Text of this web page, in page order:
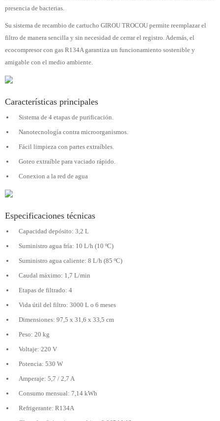
presencia de bacterias.
Su sistema de recambio de cartucho GIROU TROCOU permite reemplazar el
filtro de manera sencilla y sin necesidad de cerrar el registro. Además, el
ecocompresor con gas R134A garantiza un funcionamiento sostenible y
amigable con el medio ambiente.
Características principales
Sistema de 4 etapas de purificación.
Nanotecnología contra microorganismos.
Fácil limpieza con partes extraíbles.
Goteo extraíble para vaciado rápido.
Conexion a la red de agua
Especificaciones técnicas
Capacidad depósito: 3,2 L
Suministro agua fría: 10 L/h (10 ºC)
Suministro agua caliente: 8 L/h (85 ºC)
Caudal máximo: 1,7 L/min
Etapas de filtrado: 4
Vida útil del filtro: 3000 L o 6 meses
Dimensiones: 97,5 x 31,6 x 33,5 cm
Peso: 20 kg
Voltaje: 220 V
Potencia: 530 W
Amperaje: 5,7 / 2,7 A
Consumo mensual: 7,14 kWh
Refrigerante: R134A